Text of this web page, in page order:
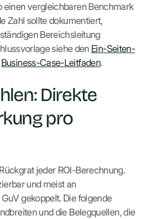
einen vergleichbaren Benchmark
Zahl sollte dokumentiert,
Bereichsleitung
siehe den Ein-Seiten-
Business-Case-Leitfaden.
Direkte
pro
jeder ROI-Berechnung.
und meist an
gekoppelt. Die folgende
und die Belegquellen, die